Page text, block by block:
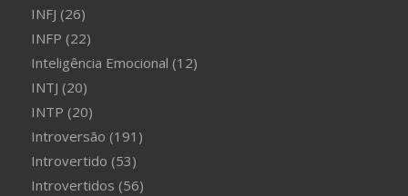
INFJ (26)
INFP (22)
Inteligência Emocional (12)
INTJ (20)
INTP (20)
Introversão (191)
Introvertido (53)
Introvertidos (56)